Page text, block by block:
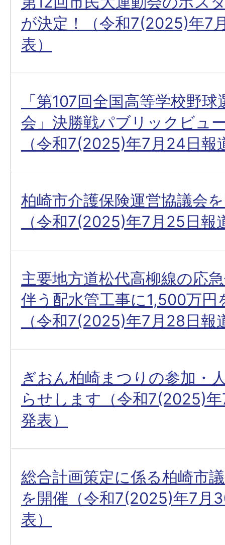
が決定！（令和7(2025)年7
表）
「第107回全国高等学校野
会」決勝戦パブリックビュ
（令和7(2025)年7月24日報
柏崎市介護保険運営協議会
（令和7(2025)年7月25日報
主要地方道松代高柳線の応
伴う配水管工事に1,500万円
（令和7(2025)年7月28日報
ぎおん柏崎まつりの参加・
らせします（令和7(2025)
発表）
総合計画策定に係る柏崎市
を開催（令和7(2025)年7月
表）